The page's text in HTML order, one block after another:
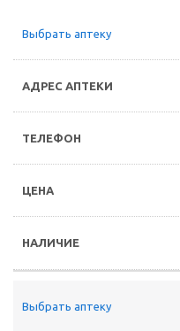
Выбрать аптеку
Выбрать аптеку